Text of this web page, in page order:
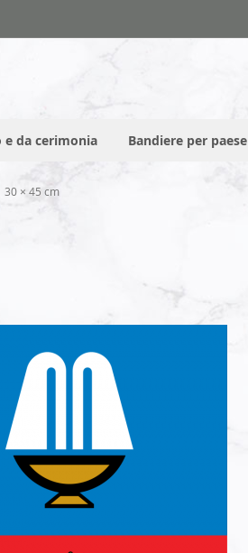
e da cerimonia Bandiere per paese
30 × 45 cm